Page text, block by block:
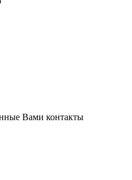
Вами контакты